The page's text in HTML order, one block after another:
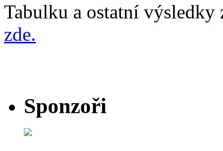
Tabulku a ostatní výsledky
zde.
Sponzoři